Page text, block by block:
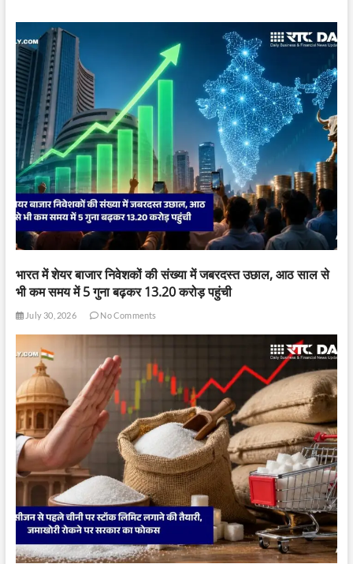
भारत में शेयर बाजार निवेशकों की संख्या में जबरदस्त उछाल, आठ साल से
भी कम समय में 5 गुना बढ़कर 13.20 करोड़ पहुंची
July 30, 2026 No Comments